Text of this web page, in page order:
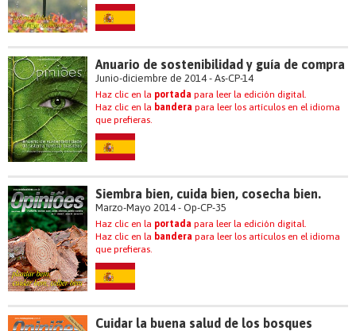
Anuario de sostenibilidad y guía de compra
Junio-diciembre de 2014 - As-CP-14
Haz clic en la portada para leer la edición digital.
Haz clic en la bandera para leer los artículos en el idioma
que prefieras.
Siembra bien, cuida bien, cosecha bien.
Marzo-Mayo 2014 - Op-CP-35
Haz clic en la portada para leer la edición digital.
Haz clic en la bandera para leer los artículos en el idioma
que prefieras.
Cuidar la buena salud de los bosques